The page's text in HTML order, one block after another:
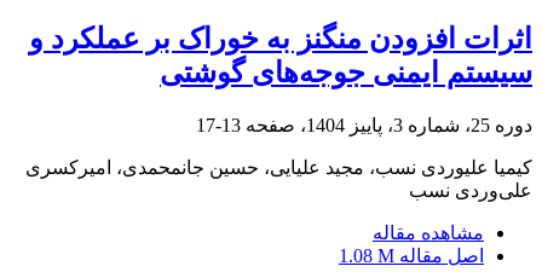
اثرات افزودن منگنز به خوراک بر عملکرد و
سیستم ایمنی جوجه‌های گوشتی
دوره 25، شماره 3، پاییز 1404، صفحه 13-17
کیمیا علیوردی نسب، مجید علیایی، حسین جانمحمدی، امیرکسری
علی‌وردی نسب
مشاهده مقاله
اصل مقاله 1.08 M